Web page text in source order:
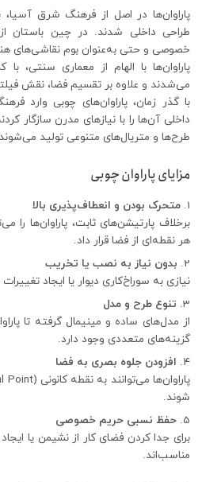
پاراوان‌ها در اصل از فرهنگ شرق آسیا،
طراحی داخلی شدند. در چین باستان از
خصوصی و حتی به‌عنوان بوم نقاشی‌های
پاراوان‌ها با الهام از معماری سنتی،
می‌شدند و علاوه بر تقسیم فضا، نقش فیلتر
با گذر زمان، پاراوان‌های چوبی وارد
داخلی آن‌ها را با نیازهای مدرن سازگار
طرح‌ها و متریال‌های متنوعی تولید
مزایای پاراوان چوبی
متحرک بودن و انعطاف‌پذیری بالا
برخلاف پارتیشن‌های ثابت، پاراوان‌ها را
هر نقطه‌ای از فضا قرار داد.
بدون نیاز به نصب یا تخریب
نیازی به سوراخ‌کاری دیوار یا ایجاد
تنوع طرح و مدل
از مدل‌های ساده و مینیمال گرفته تا
گزینه‌های متعددی وجود دارد.
افزودن جلوه بصری به فضا
شوند.
حفظ نسبی حریم خصوصی
برای جدا کردن فضای کار از نشیمن یا
مناسب‌اند.